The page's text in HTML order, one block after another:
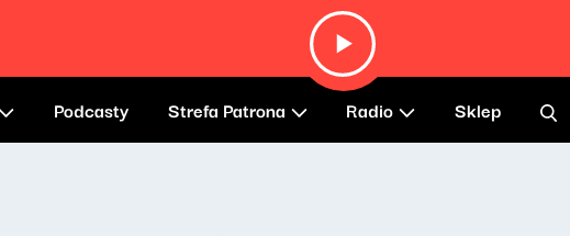
Podcasty Strefa Patrona Radio Sklep